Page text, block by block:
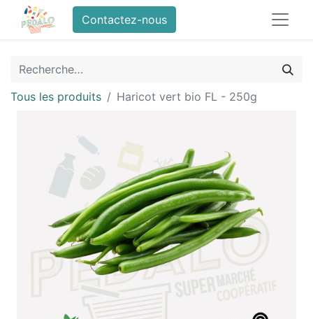
Contactez-nous
Tous les produits Haricot vert bio FL - 250g